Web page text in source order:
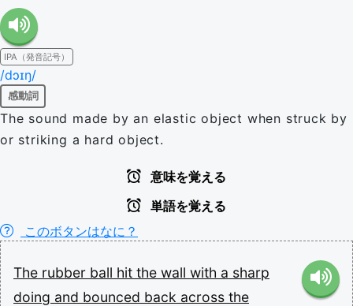
IPA（発音記号）
/dɔɪŋ/
感動詞
The sound made by an elastic object when struck by
or striking a hard object.
意味を覚える
単語を覚える
このボタンはなに？
The rubber ball hit the wall with a sharp
doing and bounced back across the